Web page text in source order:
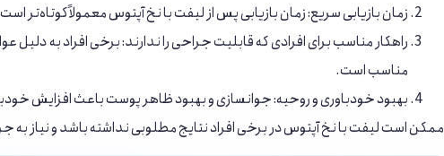
زمان بازیابی سریع: زمان بازیابی پس از لیفت با نخ آپتوس معمولاً کوتاه‌تر
راهکار مناسب برای افرادی که قابلیت جراحی را ندارند: برخی افراد به
مناسب است.
بهبود خودباوری و روحیه: جوانسازی و بهبود ظاهر پوست باعث افزایش
ممکن است لیفت با نخ آپتوس در برخی افراد نتایج مطلوبی نداشته باشد و نیاز